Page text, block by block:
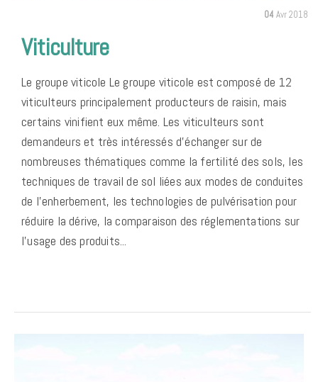
04 Avr 2018
Viticulture
Le groupe viticole Le groupe viticole est composé de 12
viticulteurs principalement producteurs de raisin, mais
certains vinifient eux même. Les viticulteurs sont
demandeurs et très intéressés d’échanger sur de
nombreuses thématiques comme la fertilité des sols, les
techniques de travail de sol liées aux modes de conduites
de l’enherbement, les technologies de pulvérisation pour
réduire la dérive, la comparaison des réglementations sur
l’usage des produits...